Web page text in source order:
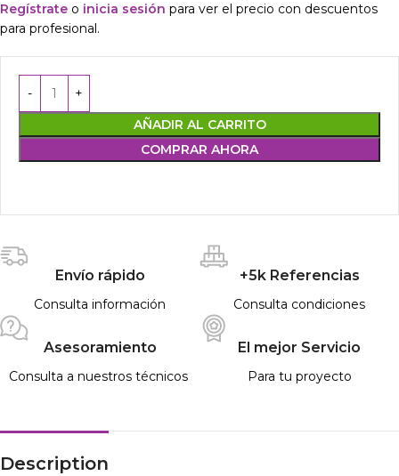
Regístrate o inicia sesión para ver el precio con descuentos
para profesional.
AÑADIR AL CARRITO
COMPRAR AHORA
Envío rápido
Consulta información
+5k Referencias
Consulta condiciones
Asesoramiento
Consulta a nuestros técnicos
El mejor Servicio
Para tu proyecto
Description